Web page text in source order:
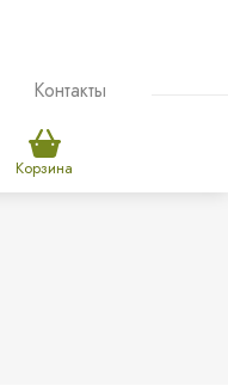
Контакты
Корзина